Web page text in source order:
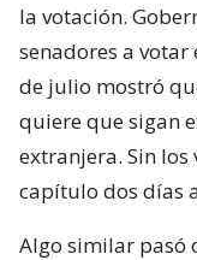
la votación.
senadores a votar
de julio mostró
quiere que sigan
extranjera. Sin
capítulo dos días
Algo similar pasó